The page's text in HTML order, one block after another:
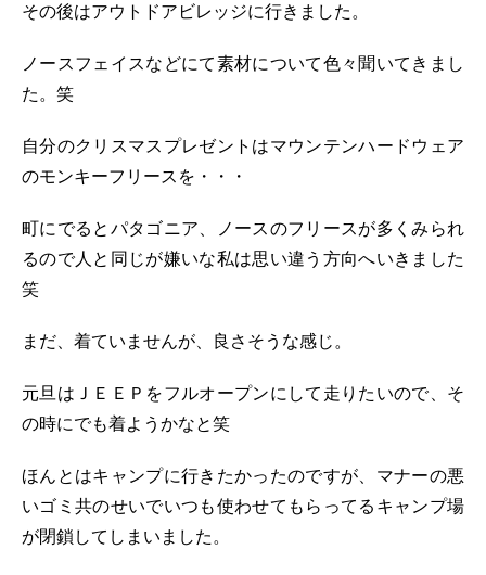
その後はアウトドアビレッジに行きました。
ノースフェイスなどにて素材について色々聞いてきまし
た。笑
自分のクリスマスプレゼントはマウンテンハードウェア
のモンキーフリースを・・・
町にでるとパタゴニア、ノースのフリースが多くみられ
るので人と同じが嫌いな私は思い違う方向へいきました
笑
まだ、着ていませんが、良さそうな感じ。
元旦はＪＥＥＰをフルオープンにして走りたいので、そ
の時にでも着ようかなと笑
ほんとはキャンプに行きたかったのですが、マナーの悪
いゴミ共のせいでいつも使わせてもらってるキャンプ場
が閉鎖してしまいました。